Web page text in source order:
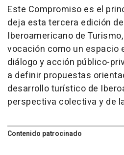
Este Compromiso es el
deja esta tercera edición
Iberoamericano de
vocación como un espacio
diálogo y acción público-
a definir propuestas
desarrollo turístico de
perspectiva colectiva y de
Contenido patrocinado